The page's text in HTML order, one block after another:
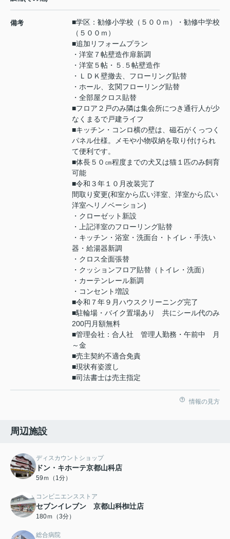
備考
■学区：勧修小学校（５００ｍ）・勧修中学校
（５００ｍ）
■追加リフォームプラン
・洋室７帖壁造作扉新調
・洋室５帖・５.５帖壁造作
・ＬＤＫ壁撤去、フローリング貼替
・ホール、玄関フローリング貼替
・全部屋クロス貼替
■フロア２戸のみ隣は集会所につき通行人が少
なくまるで戸建ライフ
■キッチン・コンロ横の壁は、磁石がくっつく
パネル仕様。メモや小物収納を取り付けられ
て便利です。
■体長５０㎝程度までの犬又は猫１匹のみ飼育
可能
■令和３年１０月改装完了
間取り変更(和室から広い洋室、洋室から広い
洋室へリノベーション)
・クローゼット新設
・上記洋室のフローリング貼替
・キッチン・浴室・洗面台・トイレ・手洗い
器・給湯器新調
・クロス全面張替
・クッションフロア貼替（トイレ・洗面）
・カーテンレール新調
・コンセント増設
■令和７年９月ハウスクリーニング完了
■駐輪場・バイク置場あり 共にシール代のみ
200円月額無料
■管理会社：合人社 管理人勤務・午前中 月
～金
■売主契約不適合免責
■現状有姿渡し
■司法書士は売主指定
情報の見方
周辺施設
ディスカウントショップ
ドン・キホーテ京都山科店
59ｍ（1分）
コンビニエンスストア
セブンイレブン 京都山科椥辻店
180ｍ（3分）
総合病院